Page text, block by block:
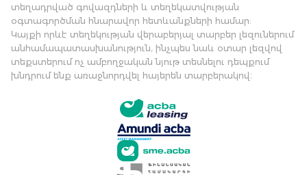
տեղադրված գովազդների և տեղեկատվության
օգտագործման հնարավոր հետևանքների համար:
Կայքի որևէ տեղեկության վերաբերյալ տարբեր լեզուներում
անհամապատասխանություն, ինչպես նաև օտար լեզվով
տեքստերում ոչ ամբողջական նյութ տեսնելու դեպքում
խնդրում ենք առաջնորդվել հայերեն տարբերակով։